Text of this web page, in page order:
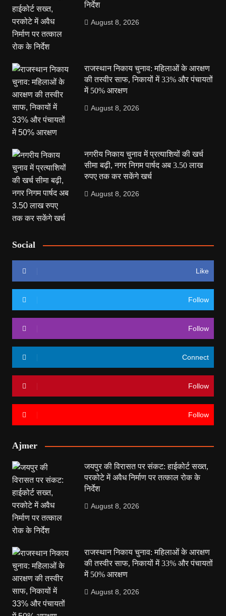
निर्देश
August 8, 2026
राजस्थान निकाय चुनाव: महिलाओं के आरक्षण
की तस्वीर साफ, निकायों में 33% और पंचायतों
में 50% आरक्षण
August 8, 2026
नगरीय निकाय चुनाव में प्रत्याशियों की खर्च
सीमा बढ़ी, नगर निगम पार्षद अब 3.50 लाख
रुपए तक कर सकेंगे खर्च
August 8, 2026
Social
Like
Follow
Follow
Connect
Follow
Follow
Ajmer
जयपुर की विरासत पर संकट: हाईकोर्ट सख्त,
परकोटे में अवैध निर्माण पर तत्काल रोक के
निर्देश
August 8, 2026
राजस्थान निकाय चुनाव: महिलाओं के आरक्षण
की तस्वीर साफ, निकायों में 33% और पंचायतों
में 50% आरक्षण
August 8, 2026